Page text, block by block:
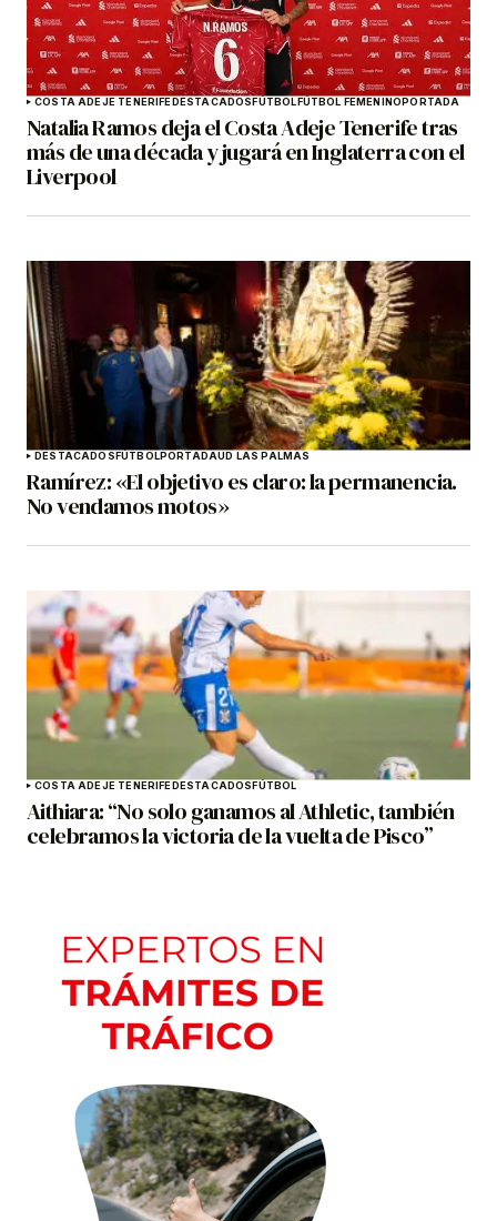
COSTA ADEJE TENERIFEDESTACADOSFÚTBOLFÚTBOL FEMENINOPORTADA
Natalia Ramos deja el Costa Adeje Tenerife tras
más de una década y jugará en Inglaterra con el
Liverpool
DESTACADOSFÚTBOLPORTADAUD LAS PALMAS
Ramírez: «El objetivo es claro: la permanencia.
No vendamos motos»
COSTA ADEJE TENERIFEDESTACADOSFÚTBOL
Aithiara: “No solo ganamos al Athletic, también
celebramos la victoria de la vuelta de Pisco”